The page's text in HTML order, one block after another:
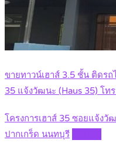
ขายทาวน์เฮาส์ 3.5 ชั้น ติดรถ
35 แจ้งวัฒนะ (Haus 35) โท
โครงการเฮาส์ 35 ซอยแจ้งวั
ปากเกร็ด นนทบุรี